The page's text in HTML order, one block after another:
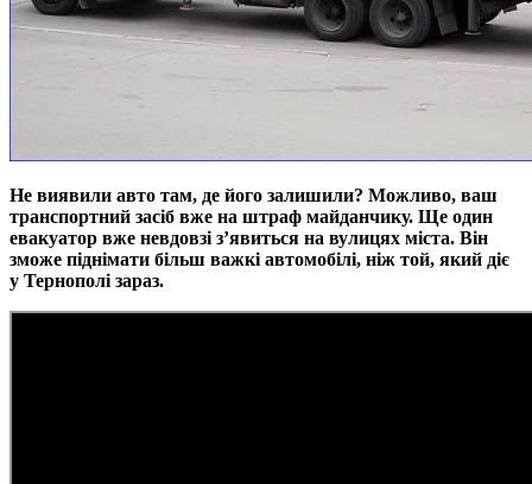
Не виявили авто там, де його залишили? Можливо, ваш
транспортний засіб вже на штраф майданчику. Ще один
евакуатор вже невдовзі з’явиться на вулицях міста. Він
зможе піднімати більш важкі автомобілі, ніж той, який діє
у Тернополі зараз.